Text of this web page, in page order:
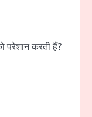
परेशान करती हैं?